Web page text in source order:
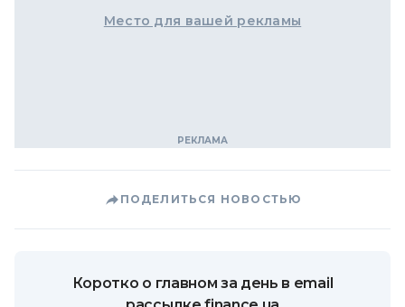
Место для вашей рекламы
ПОДЕЛИТЬСЯ НОВОСТЬЮ
Коротко о главном за день в email